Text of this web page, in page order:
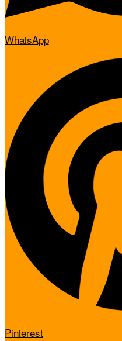
WhatsApp
Pinterest